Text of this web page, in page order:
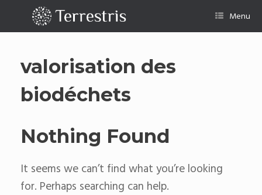
Menu
valorisation des
biodéchets
Nothing Found
It seems we can’t find what you’re looking
for. Perhaps searching can help.